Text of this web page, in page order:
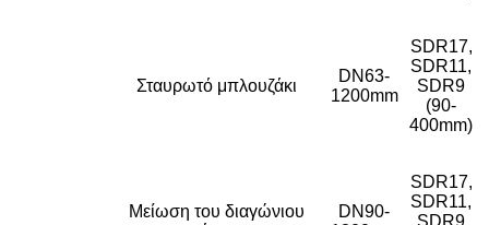
Σταυρωτό μπλουζάκι
DN63-
1200mm
SDR17,
SDR11,
SDR9
(90-
400mm)
Μείωση του διαγώνιου
DN90-
SDR17,
SDR11,
SDR9